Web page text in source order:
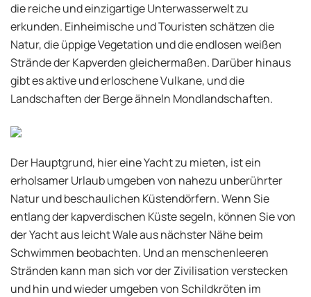
die reiche und einzigartige Unterwasserwelt zu
erkunden. Einheimische und Touristen schätzen die
Natur, die üppige Vegetation und die endlosen weißen
Strände der Kapverden gleichermaßen. Darüber hinaus
gibt es aktive und erloschene Vulkane, und die
Landschaften der Berge ähneln Mondlandschaften.
Der Hauptgrund, hier eine Yacht zu mieten, ist ein
erholsamer Urlaub umgeben von nahezu unberührter
Natur und beschaulichen Küstendörfern. Wenn Sie
entlang der kapverdischen Küste segeln, können Sie von
der Yacht aus leicht Wale aus nächster Nähe beim
Schwimmen beobachten. Und an menschenleeren
Stränden kann man sich vor der Zivilisation verstecken
und hin und wieder umgeben von Schildkröten im